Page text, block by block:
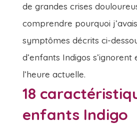
de grandes crises
comprendre pourquoi
symptômes décrits ci-
d’enfants Indigos
l’heure actuelle.
18
enfants Indigo